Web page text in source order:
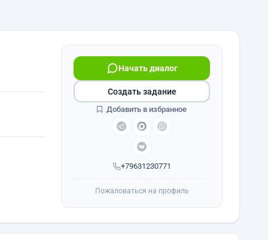
+79631230771
Начать диалог
Создать задание
Добавить в избранное
Пожаловаться на профиль